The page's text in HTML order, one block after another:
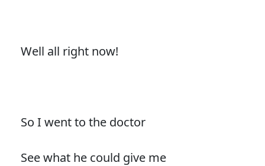
Well all right now!
So I went to the doctor
See what he could give me